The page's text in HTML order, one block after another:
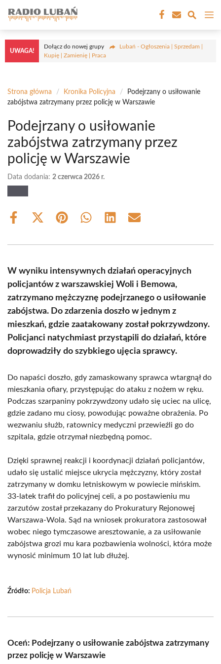
treści
UWAGA!
Dołącz do nowej grupy
Lubań - Ogłoszenia | Sprzedam |
Kupię | Zamienię | Praca
Strona główna / Kronika Policyjna /
Podejrzany o usiłowanie
zabójstwa zatrzymany przez policję w Warszawie
Podejrzany o usiłowanie
zabójstwa zatrzymany przez
policję w Warszawie
Data dodania: 2 czerwca 2026 r.
Share
Share
(Twitter)
Share Share Share Share
W wyniku intensywnych działań operacyjnych
policjantów z warszawskiej Woli i Bemowa,
zatrzymano mężczyznę podejrzanego o usiłowanie
zabójstwa. Do zdarzenia doszło w jednym z
mieszkań, gdzie zaatakowany został pokrzywdzony.
Policjanci natychmiast przystąpili do działań, które
doprowadziły do szybkiego ujęcia sprawcy.
Do napaści doszło, gdy zamaskowany sprawca wtargnął do
mieszkania ofiary, przystępując do ataku z nożem w ręku.
Podczas szarpaniny pokrzywdzony udało się uciec na ulicę,
gdzie zadano mu ciosy, powodując poważne obrażenia. Po
wezwaniu służb, ratownicy medyczni przewieźli go do
szpitala, gdzie otrzymał niezbędną pomoc.
Dzięki sprawnej reakcji i koordynacji działań policjantów,
udało się ustalić miejsce ukrycia mężczyzny, który został
zatrzymany w domku letniskowym w powiecie mińskim.
33-latek trafił do policyjnej celi, a po postawieniu mu
zarzutów został przekazany do Prokuratury Rejonowej
Warszawa-Wola. Sąd na wniosek prokuratora zastosował
wobec niego tymczasowe aresztowanie, a za usiłowanie
zabójstwa grozi mu kara pozbawienia wolności, która może
wynosić minimum 10 lat lub dłużej.
Źródło: Policja Lubań
Oceń: Podejrzany o usiłowanie zabójstwa zatrzymany
przez policję w Warszawie